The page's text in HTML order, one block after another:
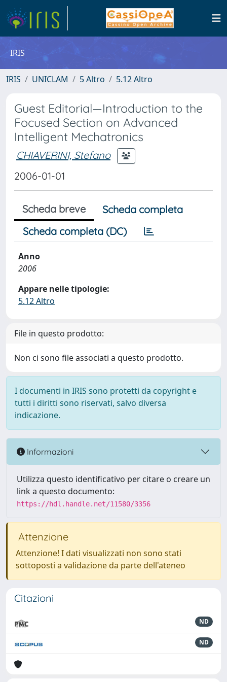
IRIS
IRIS UNICLAM 5 Altro 5.12 Altro
Guest Editorial—Introduction to the
Focused Section on Advanced
Intelligent Mechatronics
CHIAVERINI, Stefano
2006-01-01
Scheda breve
Scheda completa
Scheda completa (DC)
Anno
2006
Appare nelle tipologie:
5.12 Altro
File in questo prodotto:
Non ci sono file associati a questo prodotto.
I documenti in IRIS sono protetti da copyright e
tutti i diritti sono riservati, salvo diversa
indicazione.
Informazioni
Utilizza questo identificativo per citare o creare un
link a questo documento:
https://hdl.handle.net/11580/3356
Attenzione
Attenzione! I dati visualizzati non sono stati
sottoposti a validazione da parte dell'ateneo
Citazioni
ND
ND